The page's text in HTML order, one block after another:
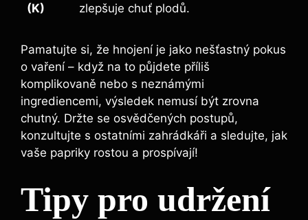
(K)
zlepšuje chuť plodů.
Pamatujte​ si, že⁢ hnojení ⁤je jako nešťastný pokus
o ​vaření – když ⁤na to ⁤půjdete příliš‍
komplikovaně nebo s neznámými
‍ingrediencemi, výsledek nemusí ​být zrovna
⁢chutný. Držte se osvědčených‌ postupů,
konzultujte ⁢s ostatními zahrádkáři a sledujte, jak
⁢vaše papriky rostou a prospívají!
Tipy ⁤pro udržení